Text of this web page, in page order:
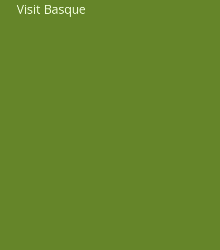
Visit Basque